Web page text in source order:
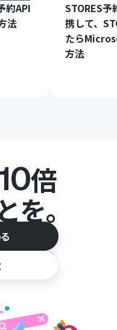
約API
法
STORES
携して、
たら
方法
10倍
を。